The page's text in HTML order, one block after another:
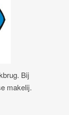
Bij
makelij.